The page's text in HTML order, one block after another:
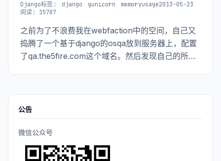
Django标签: django gunicorn memoryusage2013-05-23
阅读: 15787
之前为了不浪费我在webfaction中的空间，自己又
捣腾了一个基于django的osqa放到服务器上，配置
了qa.the5fire.com这个域名。然后发现自己的所有
公告
微信公众号